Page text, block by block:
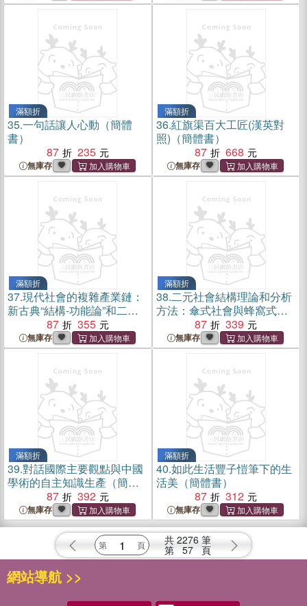
滿額折
35.一句話讓人心動（簡體
書）
87
235
無庫存
滿額折
36.紅旗渠百大工匠(漢英對
照)（簡體書）
87
668
無庫存
滿額折
37.現代社會的複雜產業鏈：
新古典“結構-功能論”和二元
社會結構論的應用研究（簡
體書）
87 355
無庫存
滿額折
38.二元社會結構理論和分析
方法：傘式社會與蜂窩式社
會（簡體書）
87 339
無庫存
滿額折
39.對話國際主要觀點與中國
學術的自主知識生產（簡體
87 392
無庫存
滿額折
40.如此生活豐子愷筆下的生
活美（簡體書）
87
312
無庫存
共 2276 筆
第 57 頁
網站導航 >>